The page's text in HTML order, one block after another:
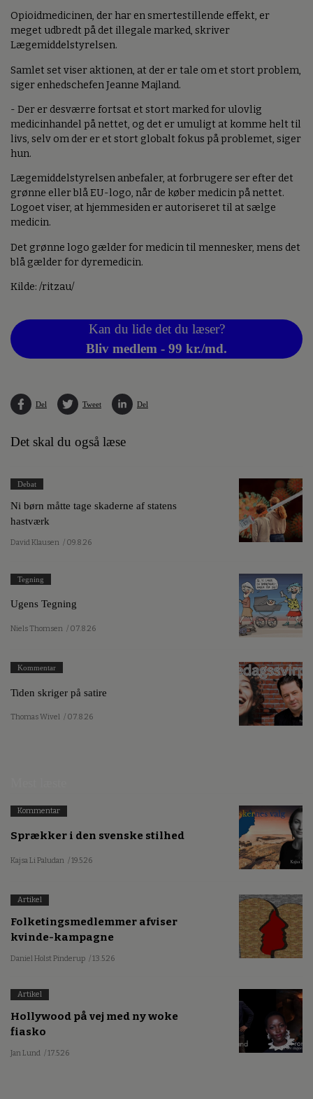
Opioidmedicinen, der har en smertestillende effekt, er
meget udbredt på det illegale marked, skriver
Lægemiddelstyrelsen.
Samlet set viser aktionen, at der er tale om et stort problem,
siger enhedschefen Jeanne Majland.
- Der er desværre fortsat et stort marked for ulovlig
medicinhandel på nettet, og det er umuligt at komme helt til
livs, selv om der er et stort globalt fokus på problemet, siger
hun.
Lægemiddelstyrelsen anbefaler, at forbrugere ser efter det
grønne eller blå EU-logo, når de køber medicin på nettet.
Logoet viser, at hjemmesiden er autoriseret til at sælge
medicin.
Det grønne logo gælder for medicin til mennesker, mens det
blå gælder for dyremedicin.
Kilde: /ritzau/
Kan du lide det du læser?
Bliv medlem - 99 kr./md.
Del Tweet Del
Det skal du også læse
Debat
Ni børn måtte tage skaderne af statens
hastværk
David Klausen / 09.8.26
Tegning
Ugens Tegning
Niels Thomsen / 07.8.26
Kommentar
Tiden skriger på satire
Thomas Wivel / 07.8.26
Kommentar
Sprækker i den svenske stilhed
Kajsa Li Paludan / 19.5.26
Artikel
Folketingsmedlemmer afviser
kvinde-kampagne
Daniel Holst Pinderup / 13.5.26
Artikel
Hollywood på vej med ny woke
fiasko
Jan Lund / 17.5.26